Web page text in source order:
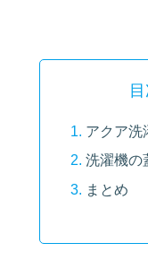
アクア洗
洗濯機の
まとめ